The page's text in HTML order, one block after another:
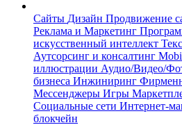
Сайты Дизайн Продвижение
Реклама и Маркетинг
искусственный интеллект
Аутсорсинг и консалтинг
иллюстрации Аудио/Видео/
бизнеса Инжиниринг
Мессенджеры Игры
Социальные сети Интернет-
блокчейн